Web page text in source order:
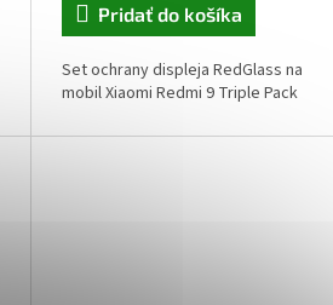
Pridať do košíka
Set ochrany displeja RedGlass na
mobil Xiaomi Redmi 9 Triple Pack